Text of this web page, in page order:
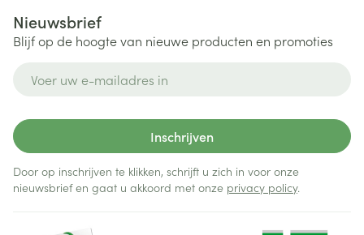
Nieuwsbrief
Blijf op de hoogte van nieuwe producten en promoties
Inschrijven
Door op inschrijven te klikken, schrijft u zich in voor onze
nieuwsbrief en gaat u akkoord met onze privacy policy.